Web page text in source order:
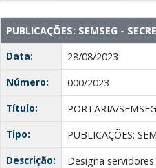
PUBLICAÇÕES: SEMSEG -
Data:
28/08/2023
Número:
000/2023
Título:
PORTARIA/
Tipo:
PUBLICAÇÕES:
Descrição:
Designa